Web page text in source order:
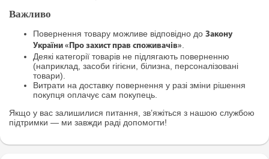
Важливо
Повернення товару можливе відповідно до Закону
України «Про захист прав споживачів».
Деякі категорії товарів не підлягають поверненню
(наприклад, засоби гігієни, білизна, персоналізовані
товари).
Витрати на доставку повернення у разі зміни рішення
покупця оплачує сам покупець.
Якщо у вас залишилися питання, зв’яжіться з нашою службою
підтримки — ми завжди раді допомогти!